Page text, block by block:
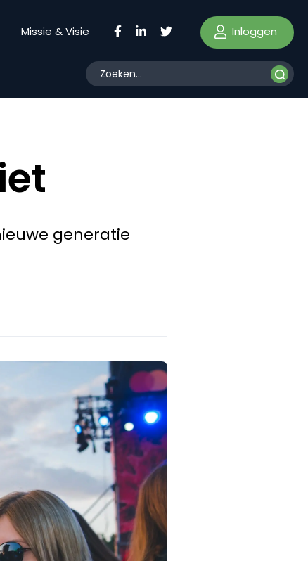
Missie & Visie Inloggen
generatie